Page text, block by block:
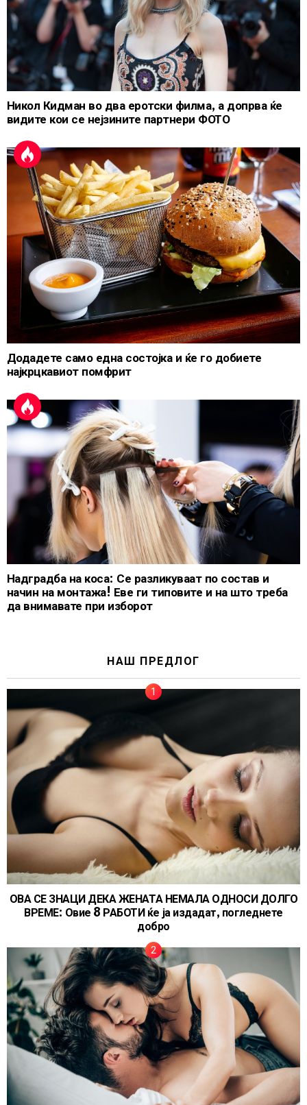
Никол Кидман во два еротски филма, а допрва ќе
видите кои се нејзините партнери ФОТО
Додадете само една состојка и ќе го добиете
најкрцкавиот помфрит
Надградба на коса: Се разликуваат по состав и
начин на монтажа! Еве ги типовите и на што треба
да внимавате при изборот
НАШ ПРЕДЛОГ
ОВА СЕ ЗНАЦИ ДЕКА ЖЕНАТА НЕМАЛА ОДНОСИ ДОЛГО
ВРЕМЕ: Овие 8 РАБОТИ ќе ја издадат, погледнете
добро